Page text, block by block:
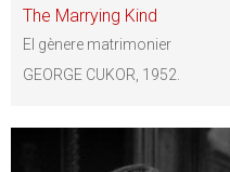
The Marrying Kind
El gènere matrimonier
GEORGE CUKOR, 1952.